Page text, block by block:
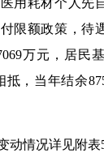
用耗材个人先
限额政策，待
万元，居民
抵，当年结余
情况详见附表5